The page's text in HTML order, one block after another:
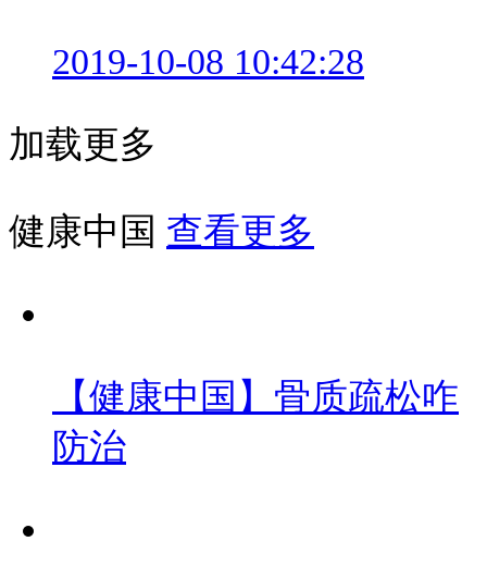
2019-10-08 10:42:28
加载更多
健康中国 查看更多
【健康中国】骨质疏松咋
防治